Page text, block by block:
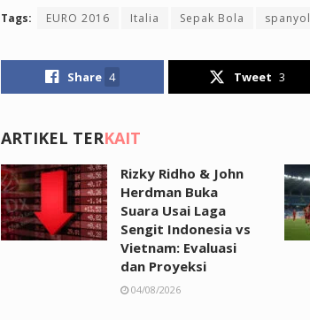
Tags: EURO 2016 Italia Sepak Bola spanyol
Share 4 Tweet 3
ARTIKEL TERKAIT
Rizky Ridho & John
Herdman Buka
Suara Usai Laga
Sengit Indonesia vs
Vietnam: Evaluasi
dan Proyeksi
04/08/2026